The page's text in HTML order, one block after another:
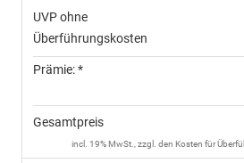
UVP ohne
Überführungskosten
Prämie: *
Gesamtpreis
incl. 19% MwSt., zzgl. den Kosten für